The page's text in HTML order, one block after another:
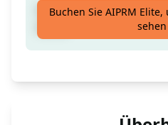
Ein knackiger,
Buchen Sie AIPRM
sehen